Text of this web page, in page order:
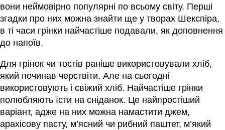
вони неймовірно популярні по всьому світу. Перші
згадки про них можна знайти ще у творах Шекспіра,
в ті часи грінки найчастіше подавали, як доповнення
до напоїв.
Для грінок чи тостів раніше використовували хліб,
який починав черствіти. Але на сьогодні
використовують і свіжий хліб. Найчастіше грінки
полюбляють їсти на сніданок. Це найпростіший
варіант, адже на них можна намастити джем,
арахісову пасту, м’ясний чи рибний паштет, м’який